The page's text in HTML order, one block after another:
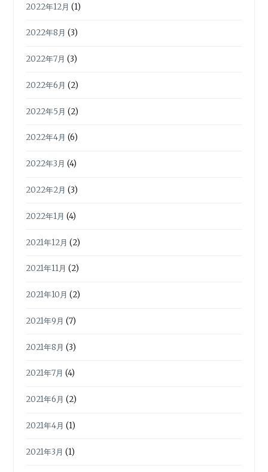
2022年12月 (1)
2022年8月 (3)
2022年7月 (3)
2022年6月 (2)
2022年5月 (2)
2022年4月 (6)
2022年3月 (4)
2022年2月 (3)
2022年1月 (4)
2021年12月 (2)
2021年11月 (2)
2021年10月 (2)
2021年9月 (7)
2021年8月 (3)
2021年7月 (4)
2021年6月 (2)
2021年4月 (1)
2021年3月 (1)